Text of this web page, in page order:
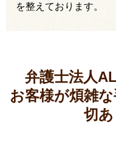
を整えております。
弁護士法人
お客様が煩雑
切あ